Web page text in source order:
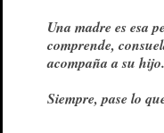
Una madre es esa
comprende,
acompaña a su hijo.
Siempre, pase lo